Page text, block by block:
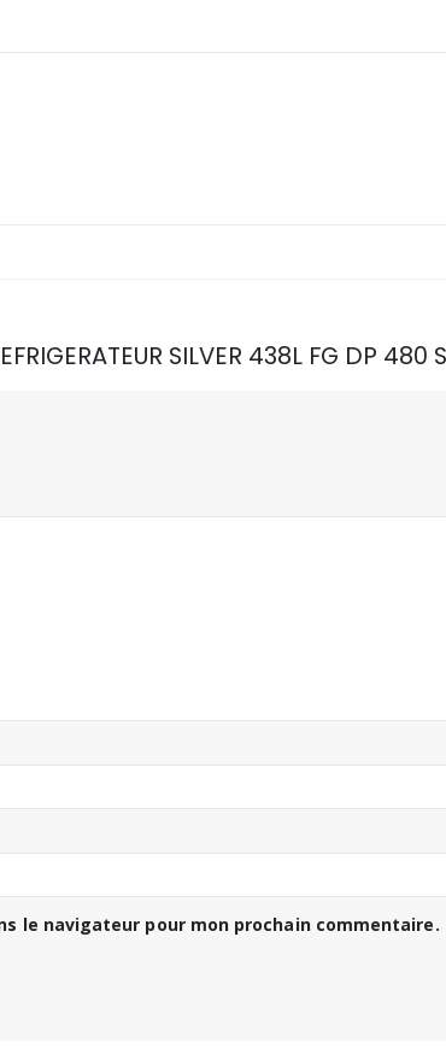
SILVER 438L FG DP 480
le navigateur pour mon prochain commentaire.